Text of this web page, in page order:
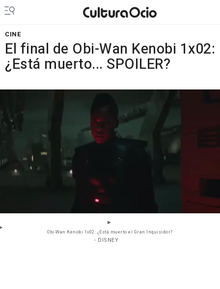
CINE
El final de Obi-Wan Kenobi 1x02:
¿Está muerto... SPOILER?
Obi-Wan Kenobi 1x02: ¿Está muerto el Gran Inquisidor?
- DISNEY